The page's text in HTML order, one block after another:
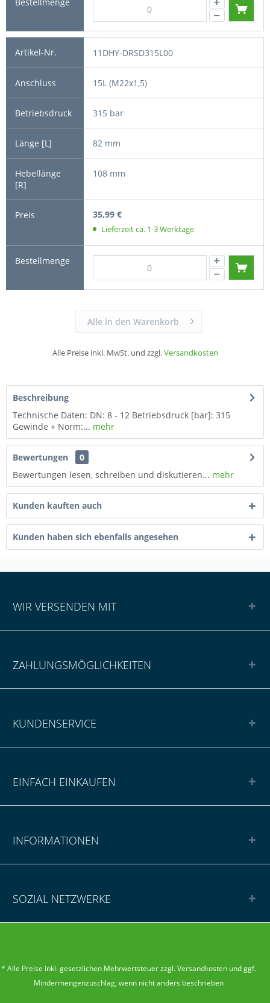
11DHY-DRSD315L00
15L (M22x1,5)
315 bar
82 mm
108 mm
35,99 €
Lieferzeit ca. 1-3 Werktage
Alle Preise inkl. MwSt. und zzgl.Versandkosten
Alle in den Warenkorb
Beschreibung
Technische Daten: DN: 8 - 12 Betriebsdruck [bar]: 315
Gewinde + Norm:... mehr
Bewertungen
0
Bewertungen lesen, schreiben und diskutieren... mehr
Kunden kauften auch
Kunden haben sich ebenfalls angesehen
WIR VERSENDEN MIT
ZAHLUNGSMÖGLICHKEITEN
KUNDENSERVICE
EINFACH EINKAUFEN
INFORMATIONEN
SOZIAL NETZWERKE
* Alle Preise inkl. gesetzlichen Mehrwertsteuer zzgl.Versandkostenund ggf.
Mindermengenzuschlag, wenn nicht anders beschrieben